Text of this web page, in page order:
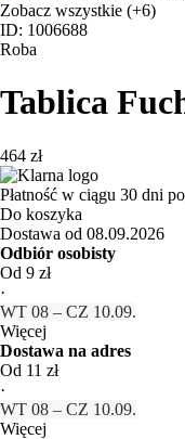
Zobacz wszystkie (+6)
ID: 1006688
Roba
Tablica
464 zł
Płatność w ciągu 30 dni
Do koszyka
Dostawa od 08.09.2026
Odbiór osobisty
Od 9 zł
·
WT 08 – CZ 10.09.
Więcej
Dostawa na adres
Od 11 zł
·
WT 08 – CZ 10.09.
Więcej